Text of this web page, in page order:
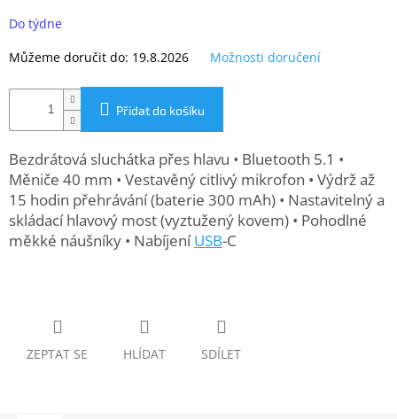
Telefony
tablety
Cyklo
a
sport
Dílna
a
spotřebiče
cena:
Do týdne
Můžeme doručit do: 19.8.2026 Možnosti doručení
Přidat do košíku
Bezdrátová sluchátka přes hlavu • Bluetooth 5.1 •
Měniče 40 mm • Vestavěný citlivý mikrofon • Výdrž až
15 hodin přehrávání (baterie 300 mAh) • Nastavitelný a
skládací hlavový most (vyztužený kovem) • Pohodlné
měkké náušníky • NabíjeníUSB-C
ZEPTAT SE HLÍDAT SDÍLET